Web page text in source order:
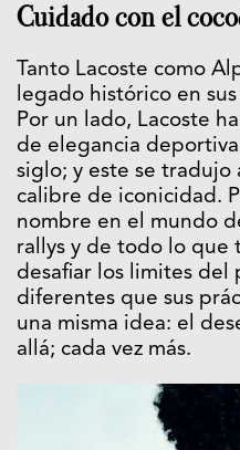
Cuidado con el
Tanto Lacoste como
legado histórico en
Por un lado, Lacoste
de elegancia
siglo; y este se tradujo
calibre de iconicidad.
nombre en el mundo
rallys y de todo lo que
desafiar los limites del
diferentes que sus
una misma idea: el
allá; cada vez más.